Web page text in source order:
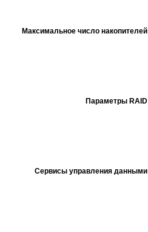
Максимальное число накопителей
Параметры RAID
Сервисы управления данными